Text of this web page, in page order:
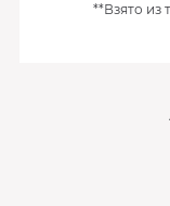
**Взято из